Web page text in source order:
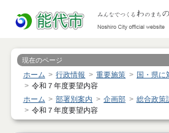
現在のページ
ホーム 行政情報 重要施策
国・県に
令和７年度要望内容
ホーム
部署別案内 企画部 総合政策
令和７年度要望内容